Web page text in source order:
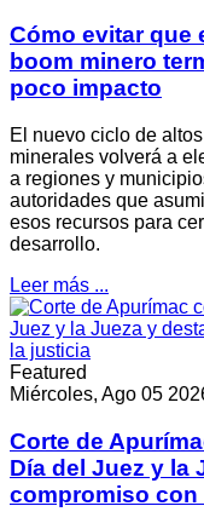
Cómo evitar que
boom minero
poco impacto
El nuevo ciclo de
minerales volverá a
a regiones y
autoridades que
esos recursos para
desarrollo.
Leer más ...
Featured
Miércoles, Ago 05
Corte de
Día del Juez y la
compromiso con